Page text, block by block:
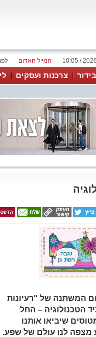
המייל האדום
צרכנות ועסקים
המשתנה של "רעיונות
נועזות לעתיד הטכנולוגיה – החל
שיביאו אותנו
מצפה לנו עולם של שפע.